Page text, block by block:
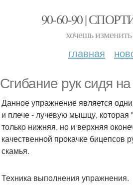
90-60-90 |
хочешь
главная
Сгибание рук сидя
Данное упражнение является
и плече - лучевую мышцу, которая
только нижняя, но и верхняя
качественной прокачке бицепсов
скамья.
Техника выполнения упражнения.